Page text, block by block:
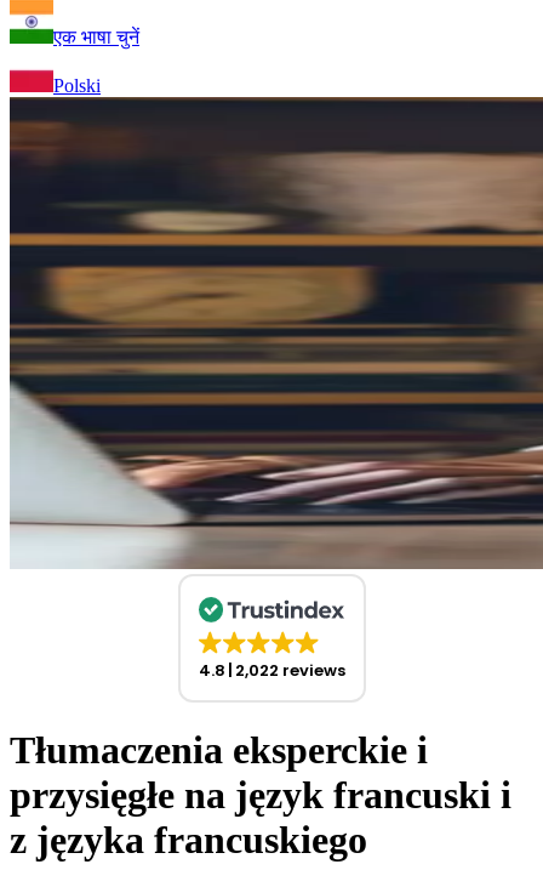
एक भाषा चुनें
Polski
4.8 2,022 reviews
Tłumaczenia eksperckie i
przysięgłe na język francuski i
z języka francuskiego